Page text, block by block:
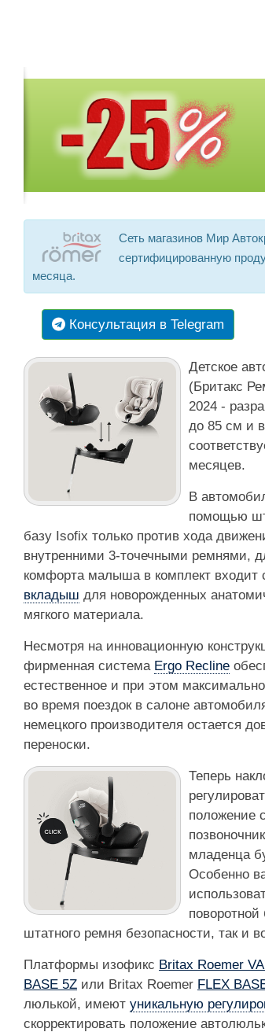
Сеть магазинов Мир
сертифицированную
месяца.
Консультация в Telegram
Детское
(Бритакс
2024 -
до 85 см и
месяцев.
В
помощью
базу Isofix только против хода
внутренними 3-точечными ремнями,
комфорта малыша в комплект входит
вкладыш для новорожденных
мягкого материала.
Несмотря на инновационную
фирменная система Ergo Recline
естественное и при этом
во время поездок в салоне
немецкого производителя остается
переноски.
Теперь
положение
младенца
Особенно
штатного ремня безопасности, так и
Платформы изофикс Britax Roemer
BASE 5Z или Britax Roemer FLEX
люлькой, имеют уникальную
скорректировать положение